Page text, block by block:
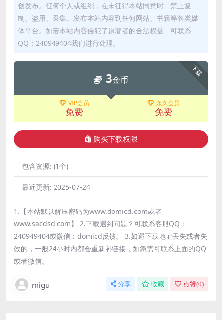
创发布。任何个人或组织，在未征得本站同意时，禁止复
制、盗用、采集、发布本站内容到任何网站、书籍等各类媒
体平台。如若本站内容侵犯了原著者的合法权益，可联系
QQ：240949404我们进行处理。
下载
3金币
VIP会员
免费
永久会员
免费
购买下载权限
包含资源: (1个)
最近更新: 2025-07-24
1.【本站默认解压密码为www.domicd.com或者
www.sacdsd.com】 2.下载遇到问题？可联系客服QQ：
240949404或微信：domicd反馈。 3.如遇下载地址丢失或者失
效的，一般24小时内都会重新补链接，如急需可联系上面的QQ
或者微信。
migu 分享 收藏 点赞(0)